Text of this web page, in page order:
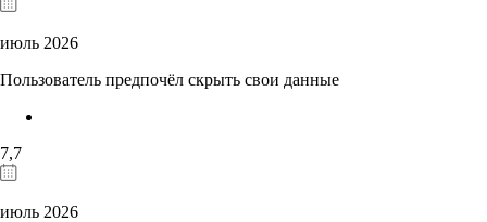
июль 2026
Пользователь предпочёл скрыть свои данные
7,7
июль 2026